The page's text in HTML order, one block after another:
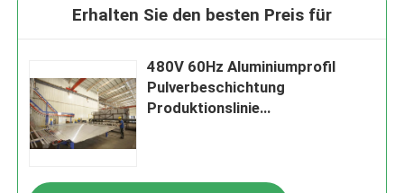
Erhalten Sie den besten Preis für
480V 60Hz Aluminiumprofil
Pulverbeschichtung
Produktionslinie